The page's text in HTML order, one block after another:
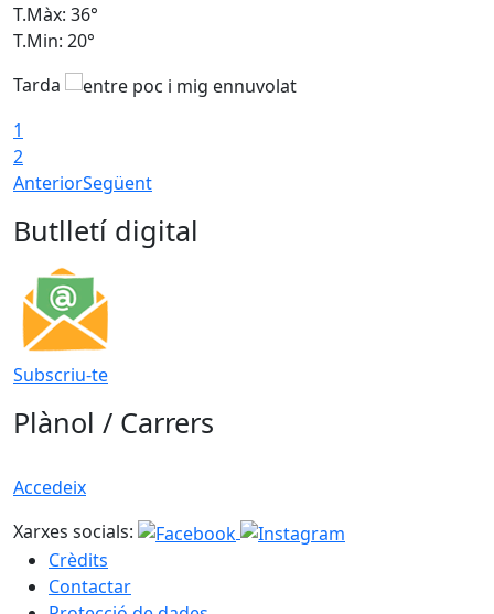
T.Màx: 36°
T.Min: 20°
Tarda
1
2
AnteriorSegüent
Butlletí digital
Subscriu-te
Plànol / Carrers
Accedeix
Xarxes socials:
Crèdits
Contactar